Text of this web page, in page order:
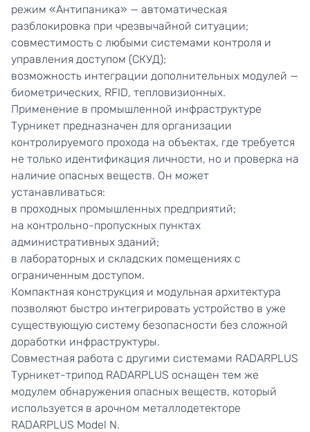
режим «Антипаника» — автоматическая
разблокировка при чрезвычайной ситуации;
совместимость с любыми системами контроля и
управления доступом (СКУД);
возможность интеграции дополнительных модулей —
биометрических, RFID, тепловизионных.
Применение в промышленной инфраструктуре
Турникет предназначен для организации
контролируемого прохода на объектах, где требуется
не только идентификация личности, но и проверка на
наличие опасных веществ. Он может
устанавливаться:
в проходных промышленных предприятий;
на контрольно-пропускных пунктах
административных зданий;
в лабораторных и складских помещениях с
ограниченным доступом.
Компактная конструкция и модульная архитектура
позволяют быстро интегрировать устройство в уже
существующую систему безопасности без сложной
доработки инфраструктуры.
Совместная работа с другими системами RADARPLUS
Турникет-трипод RADARPLUS оснащен тем же
модулем обнаружения опасных веществ, который
используется в арочном металлодетекторе
RADARPLUS Model N.